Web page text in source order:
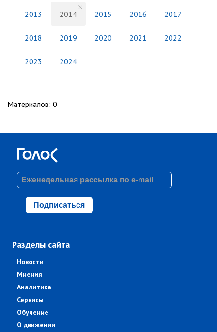
2013 2014 2015 2016 2017
2018 2019 2020 2021 2022
2023 2024
Материалов: 0
Подписаться
Разделы сайта
Новости
Мнения
Аналитика
Сервисы
Обучение
О движении